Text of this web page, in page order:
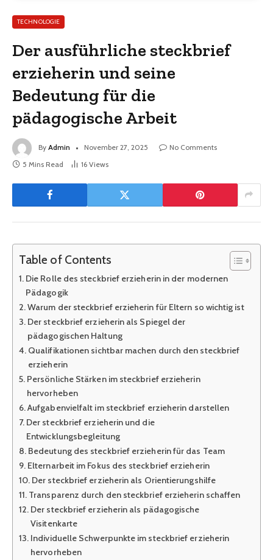
TECHNOLOGIE
Der ausführliche steckbrief
erzieherin und seine
Bedeutung für die
pädagogische Arbeit
By Admin November 27, 2025
No Comments
5 Mins Read
16 Views
Table of Contents
Die Rolle des steckbrief erzieherin in der modernen
Pädagogik
Warum der steckbrief erzieherin für Eltern so wichtig ist
Der steckbrief erzieherin als Spiegel der
pädagogischen Haltung
Qualifikationen sichtbar machen durch den steckbrief
erzieherin
Persönliche Stärken im steckbrief erzieherin
hervorheben
Aufgabenvielfalt im steckbrief erzieherin darstellen
Der steckbrief erzieherin und die
Entwicklungsbegleitung
Bedeutung des steckbrief erzieherin für das Team
Elternarbeit im Fokus des steckbrief erzieherin
Der steckbrief erzieherin als Orientierungshilfe
Transparenz durch den steckbrief erzieherin schaffen
Der steckbrief erzieherin als pädagogische
Visitenkarte
Individuelle Schwerpunkte im steckbrief erzieherin
hervorheben